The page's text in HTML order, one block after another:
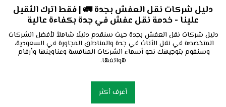
دليل شركات نقل العفش بجدة 🚛 | فقط اترك الثقيل
علينا - خدمة نقل عفش في جدة بكفاءة عالية
هواتفها.
أعرف أكثر